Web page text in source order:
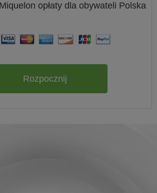
opłaty dla obywateli Polska
Rozpocznij